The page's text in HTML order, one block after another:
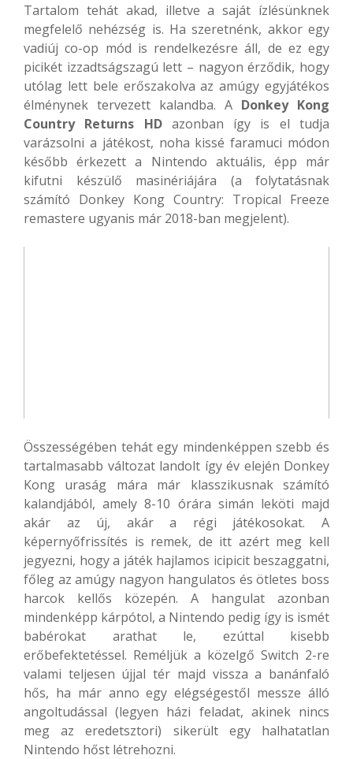
Tartalom tehát akad, illetve a saját ízlésünknek
megfelelő nehézség is. Ha szeretnénk, akkor egy
vadiúj co-op mód is rendelkezésre áll, de ez egy
picikét izzadtságszagú lett – nagyon érződik, hogy
utólag lett bele erőszakolva az amúgy egyjátékos
élménynek tervezett kalandba. A Donkey Kong
Country Returns HD azonban így is el tudja
varázsolni a játékost, noha kissé faramuci módon
később érkezett a Nintendo aktuális, épp már
kifutni készülő masinériájára (a folytatásnak
számító Donkey Kong Country: Tropical Freeze
remastere ugyanis már 2018-ban megjelent).
Összességében tehát egy mindenképpen szebb és
tartalmasabb változat landolt így év elején Donkey
Kong uraság mára már klasszikusnak számító
kalandjából, amely 8-10 órára simán leköti majd
akár az új, akár a régi játékosokat. A
képernyőfrissítés is remek, de itt azért meg kell
jegyezni, hogy a játék hajlamos icipicit beszaggatni,
főleg az amúgy nagyon hangulatos és ötletes boss
harcok kellős közepén. A hangulat azonban
mindenképp kárpótol, a Nintendo pedig így is ismét
babérokat arathat le, ezúttal kisebb
erőbefektetéssel. Reméljük a közelgő Switch 2-re
valami teljesen újjal tér majd vissza a banánfaló
hős, ha már anno egy elégségestől messze álló
angoltudással (legyen házi feladat, akinek nincs
meg az eredetsztori) sikerült egy halhatatlan
Nintendo hőst létrehozni.